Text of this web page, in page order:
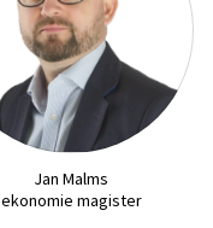
Jan Malms
ekonomie magister